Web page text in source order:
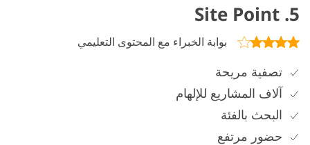
5. Site Point
بوابة الخبراء مع المحتوى التعليمي
تصفية مريحة
آلاف المشاريع للإلهام
البحث بالفئة
حضور مرتفع